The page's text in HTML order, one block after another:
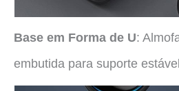
Base em Forma de U:
embutida para suporte